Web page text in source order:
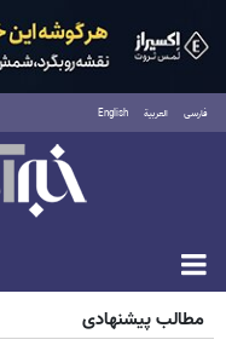
فارسی العربية English
پنجشنبه ۱۵ مرداد ۱۴۰۵
مطالب پیشنهادی